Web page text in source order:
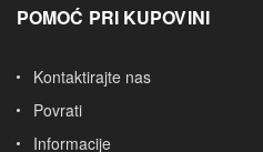
POMOĆ PRI KUPOVINI
Kontaktirajte nas
Povrati
Informacije